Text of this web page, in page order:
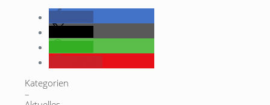
Kategorien
–